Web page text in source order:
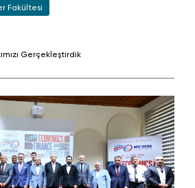
Fakültesi
Gerçekleştirdik